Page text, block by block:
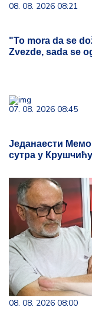
08. 08. 2026 08:21
"To mora da se
Zvezde, sada se
07. 08. 2026 08:45
Једанаести
сутра у Крушчићу
08. 08. 2026 08:00